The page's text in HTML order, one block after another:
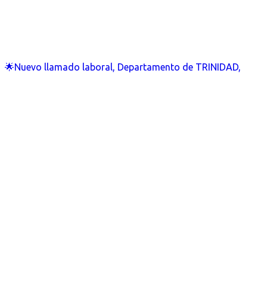
🌟Nuevo llamado laboral, Departamento de TRINIDAD,